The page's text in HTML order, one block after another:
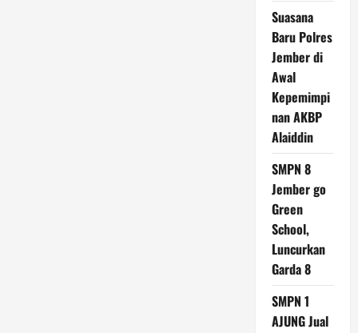
Suasana
Baru Polres
Jember di
Awal
Kepemimpi
nan AKBP
Alaiddin
SMPN 8
Jember go
Green
School,
Luncurkan
Garda 8
SMPN 1
AJUNG Jual